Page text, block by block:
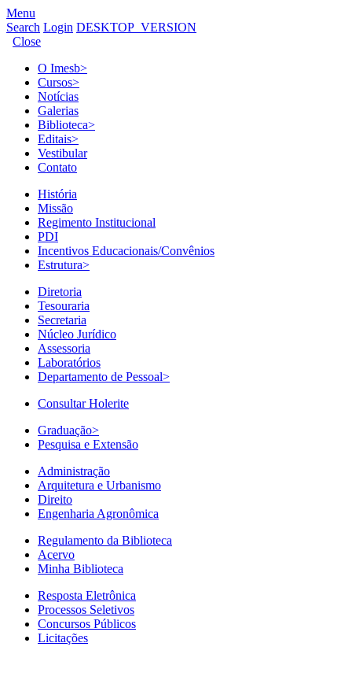
Menu
Search Login DESKTOP_VERSION
Close
O Imesb>
Cursos>
Notícias
Galerias
Biblioteca>
Editais>
Vestibular
Contato
História
Missão
Regimento Institucional
PDI
Incentivos Educacionais/Convênios
Estrutura>
Diretoria
Tesouraria
Secretaria
Núcleo Jurídico
Assessoria
Laboratórios
Departamento de Pessoal>
Consultar Holerite
Graduação>
Pesquisa e Extensão
Administração
Arquitetura e Urbanismo
Direito
Engenharia Agronômica
Regulamento da Biblioteca
Acervo
Minha Biblioteca
Resposta Eletrônica
Processos Seletivos
Concursos Públicos
Licitações